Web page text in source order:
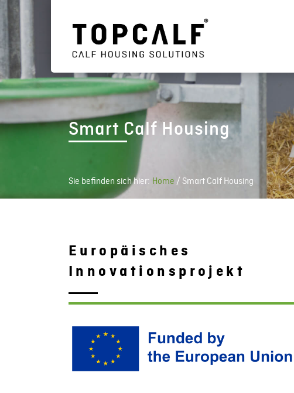
Smart Calf Housing
Sie befinden sich hier: Home / Smart Calf Housing
Europäisches
Innovationsprojekt